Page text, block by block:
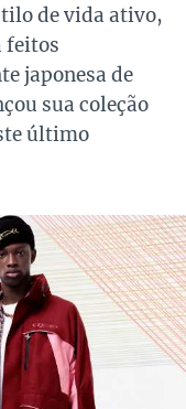
de vida ativo,
feitos
japonesa de
sua coleção
último